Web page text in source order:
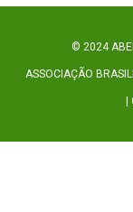
© 2024
ASSOCIAÇÃO